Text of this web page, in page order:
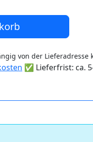
von der Lieferadresse
✅ Lieferfrist: ca.